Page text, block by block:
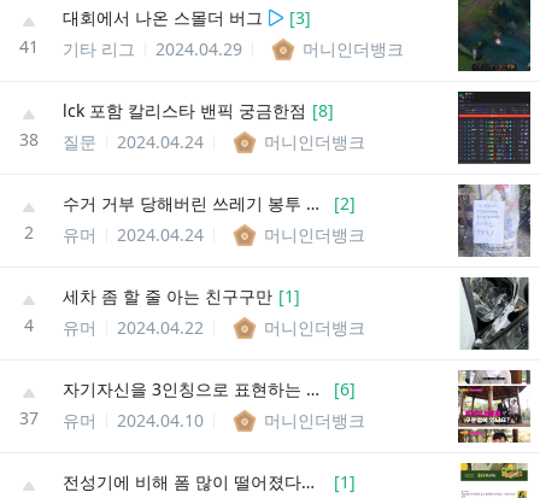
41
대회에서 나온 스몰더 버그 [3]
기타 리그
2024.04.29 머니인더뱅크
38
lck 포함 칼리스타 밴픽 궁금한점 [8]
질문
2024.04.24 머니인더뱅크
2
수거 거부 당해버린 쓰레기 봉투 수준 [2]
유머
2024.04.24 머니인더뱅크
4
세차 좀 할 줄 아는 친구구만 [1]
유머
2024.04.22 머니인더뱅크
37
자기자신을 3인칭으로 표현하는 사람은 무조건 걸러라 [6]
유머
2024.04.10 머니인더뱅크
전성기에 비해 폼 많이 떨어졌다는 이효리 근황 [1]